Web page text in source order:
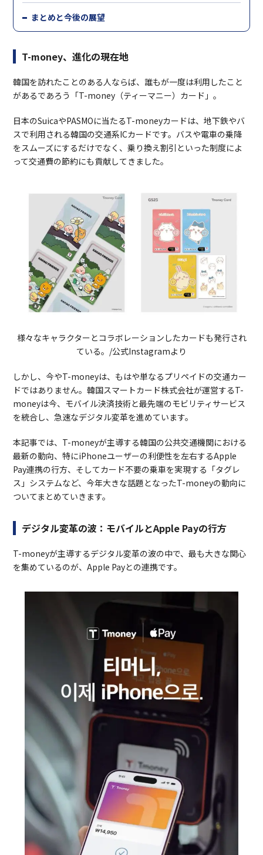
まとめと今後の展望
T-money、進化の現在地
韓国を訪れたことのある人ならば、誰もが一度は利用したこと
があるであろう「T-money（ティーマニー）カード」。
日本のSuicaやPASMOに当たるT-moneyカードは、地下鉄やバ
スで利用される韓国の交通系ICカードです。バスや電車の乗降
をスムーズにするだけでなく、乗り換え割引といった制度によ
って交通費の節約にも貢献してきました。
様々なキャラクターとコラボレーションしたカードも発行され
ている。/公式Instagramより
しかし、今やT-moneyは、もはや単なるプリペイドの交通カー
ドではありません。韓国スマートカード株式会社が運営するT-
moneyは今、モバイル決済技術と最先端のモビリティサービス
を統合し、急速なデジタル変革を進めています。
本記事では、T-moneyが主導する韓国の公共交通機関における
最新の動向、特にiPhoneユーザーの利便性を左右するApple
Pay連携の行方、そしてカード不要の乗車を実現する「タグレ
ス」システムなど、今年大きな話題となったT-moneyの動向に
ついてまとめていきます。
デジタル変革の波：モバイルとApple Payの行方
T-moneyが主導するデジタル変革の波の中で、最も大きな関心
を集めているのが、Apple Payとの連携です。